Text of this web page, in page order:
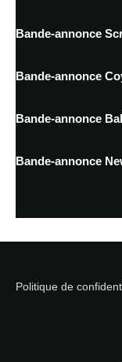
Bande-annonce
Bande-annonce
Bande-annonce
Bande-annonce
Politique de